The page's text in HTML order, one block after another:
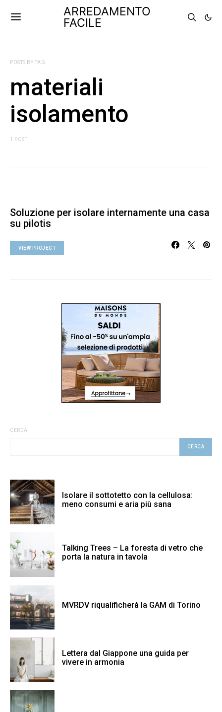
ARREDAMENTO
FACILE
POSTS BY TAG
materiali
isolamento
1 POST
Soluzione per isolare internamente una casa
su pilotis
VIEW PROJECT
CERCA
CERCA
Isolare il sottotetto con la cellulosa:
meno consumi e aria più sana
Talking Trees – La foresta di vetro che
porta la natura in tavola
MVRDV riqualificherà la GAM di Torino
Lettera dal Giappone una guida per
vivere in armonia